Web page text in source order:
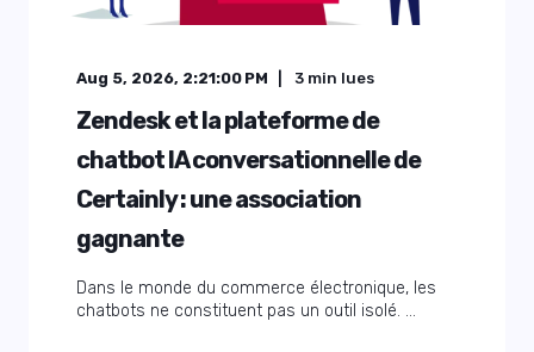
Aug 5, 2026, 2:21:00 PM 3 min lues
Zendesk et la plateforme de
chatbot IA conversationnelle de
Certainly : une association
gagnante
Dans le monde du commerce électronique, les
chatbots ne constituent pas un outil isolé. ...